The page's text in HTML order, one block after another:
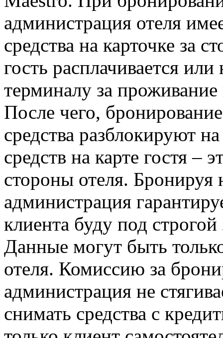
администрация отеля
средства на карточке за
гость расплачивается
терминалу за
После чего,
средства разблокируют
средств на карте гостя –
стороны отеля. Бронируя
администрация
клиента буду под
Данные могут быть
отеля. Комиссию за
администрация не
снимать средства с